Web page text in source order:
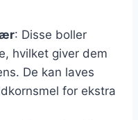
: Disse boller
hvilket giver dem
De kan laves
for ekstra